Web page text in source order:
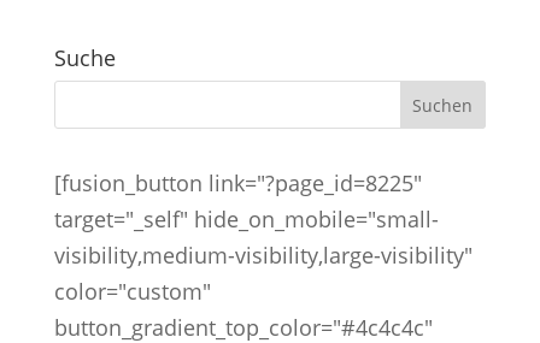
Suche
[fusion_button link="?page_id=8225"
target="_self" hide_on_mobile="small-
visibility,medium-visibility,large-visibility"
color="custom"
button_gradient_top_color="#4c4c4c"